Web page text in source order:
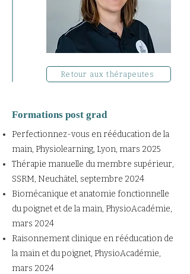
Retour aux thérapeutes
Formations post grad
Perfectionnez-vous en rééducation de la
main, Physiolearning, Lyon, mars 2025
Thérapie manuelle du membre supérieur,
SSRM, Neuchâtel, septembre 2024
Biomécanique et anatomie fonctionnelle
du poignet et de la main, PhysioAcadémie,
mars 2024
Raisonnement clinique en rééducation de
la main et du poignet, PhysioAcadémie,
mars 2024